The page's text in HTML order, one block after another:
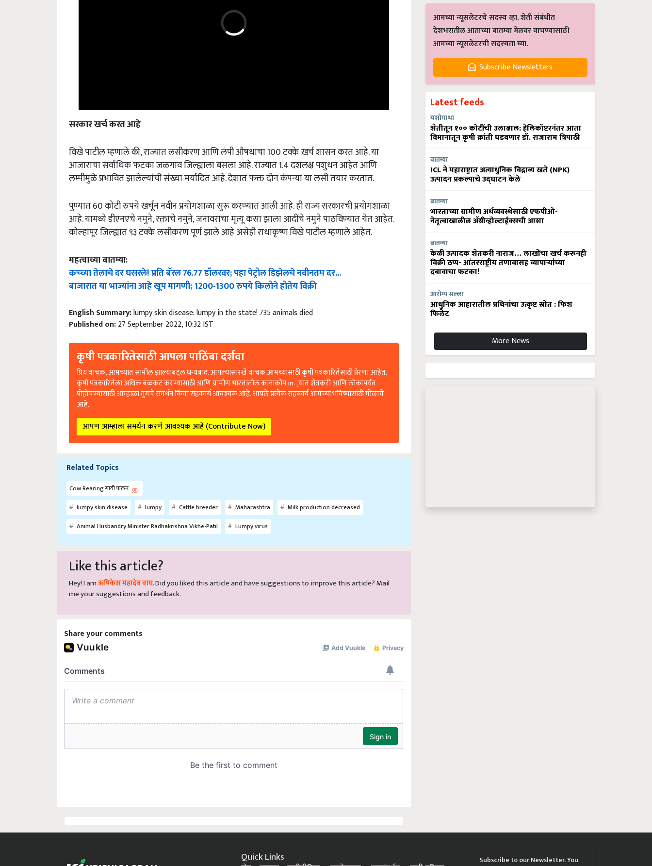
सरकार खर्च करत आहे
विखे पाटील म्हणाले की, राज्यात लसीकरण आणि लंपी औषधाचा 100 टक्के खर्च शासन करत आहे. या
आजाराचा सर्वाधिक फटका जळगाव जिल्ह्याला बसला आहे. राज्यात 1.4 दशलक्ष पशुधन आहेत आणि
लम्पीमुळे प्रभावित झालेल्यांची संख्या मर्यादित आहे. देशात फक्त दोन कंपन्या या लसी तयार करतात.
पुण्यात 60 कोटी रुपये खर्चून नवीन प्रयोगशाळा सुरू करण्यात आली आहे. ही राज्य सरकारची प्रयोगशाळा
आहे. यामध्ये डीएनएचे नमुने, रक्ताचे नमुने, जनावराचा मृत्यू कसा झाला आदींचे नमुने पाठविण्यात येत आहेत.
कोल्हापूर जिल्ह्यात ९३ टक्के लसीकरण पूर्ण झाले आहे असेही राधाकृष्ण विखे पाटील म्हणाले आहेत.
महत्वाच्या बातम्या:
कच्च्या तेलाचे दर घसरले! प्रति बॅरल 76.77 डॉलरवर; पहा पेट्रोल डिझेलचे नवीनतम दर...
बाजारात या भाज्यांना आहे खूप मागणी; 1200-1300 रुपये किलोने होतेय विक्री
English Summary:lumpy skin disease: lumpy in the state! 735 animals died
Published on: 27 September 2022, 10:32 IST
कृषी पत्रकारितेसाठी आपला पाठिंबा दर्शवा
प्रिय वाचक, आमच्यात सामील झाल्याबद्दल धन्यवाद. आपल्यासारखे वाचक आमच्यासाठी कृषी पत्रकारितेसाठी प्रेरणा आहेत.
कृषी पत्रकारितेला अधिक बळकट करण्यासाठी आणि ग्रामीण भारतातील कानाकोप in्यात शेतकरी आणि लोकांपर्यंत
पोहोचण्यासाठी आम्हाला तुमचे समर्थन किंवा सहकार्य आवश्यक आहे. आपले प्रत्येक सहकार्य आमच्या भविष्यासाठी मोलाचे
आहे.
आपण आम्हाला समर्थन करणे आवश्यक आहे (Contribute Now)
Related Topics
Cow Rearing गायी पालन
lumpy skin disease
lumpy Cattle breeder Maharashtra
Milk production decreased
Animal Husbandry Minister Radhakrishna Vikhe-Patil
Lumpy virus
Like this article?
Hey! I am ऋषिकेश महादेव वाघ . Did you liked this article and have suggestions to improve this article? Mail
me your suggestions and feedback.
Share your comments
आमच्या न्यूसलेटरचे सदस्य व्हा. शेती संबंधीत
देशभरातील आताच्या बातम्या मेलवर वाचण्यासाठी
आमच्या न्यूसलेटरची सदस्यता घ्या.
Subscribe Newsletters
Latest feeds
यशोगाथा
शेतीतून १०० कोटींची उलाढाल: हेलिकॉप्टरनंतर आता
विमानातून कृषी क्रांती घडवणार डॉ. राजाराम त्रिपाठी
बातम्या
ICL ने महाराष्ट्रात अत्याधुनिक विद्राव्य खते (NPK)
उत्पादन प्रकल्पाचे उद्घाटन केले
बातम्या
भारताच्या ग्रामीण अर्थव्यवस्थेसाठी एफपीओ-
नेतृत्वाखालील अ‍ॅग्रीव्होल्टाईक्सची आशा
बातम्या
केळी उत्पादक शेतकरी नाराज… लाखोंचा खर्च करूनही
विक्री ठप्प- आंतरराष्ट्रीय तणावासह व्यापाऱ्यांच्या
दबावाचा फटका!
आरोग्य सल्ला
आधुनिक आहारातील प्रथिनांचा उत्कृष्ट स्रोत : फिश
फिलेट
More News
Quick Links
Subscribe to our Newsletter. You